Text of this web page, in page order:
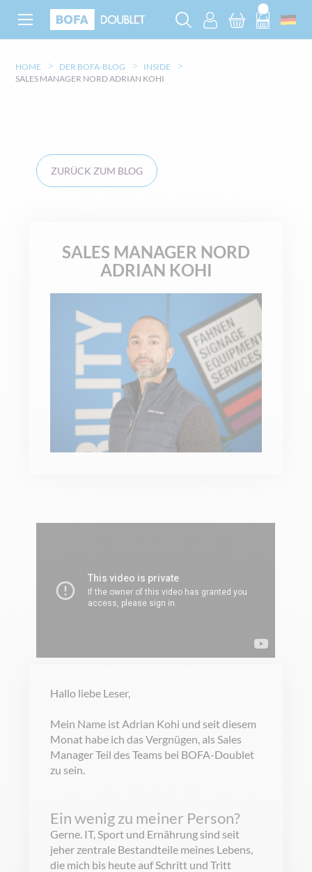
HOME DER BOFA-BLOG
INSIDE
SALES MANAGER NORD ADRIAN KOHI
ZURÜCK ZUM BLOG
SALES MANAGER NORD
ADRIAN KOHI
Hallo liebe Leser,
Mein Name ist Adrian Kohi und seit diesem
Monat habe ich das Vergnügen, als Sales
Manager Teil des Teams bei BOFA-Doublet
zu sein.
Ein wenig zu meiner Person?
Gerne. IT, Sport und Ernährung sind seit
jeher zentrale Bestandteile meines Lebens,
die mich bis heute auf Schritt und Tritt